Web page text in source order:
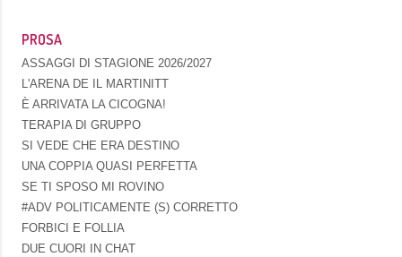
PROSA
ASSAGGI DI STAGIONE 2026/2027
L'ARENA DE IL MARTINITT
È ARRIVATA LA CICOGNA!
TERAPIA DI GRUPPO
SI VEDE CHE ERA DESTINO
UNA COPPIA QUASI PERFETTA
SE TI SPOSO MI ROVINO
#ADV POLITICAMENTE (S) CORRETTO
FORBICI E FOLLIA
DUE CUORI IN CHAT